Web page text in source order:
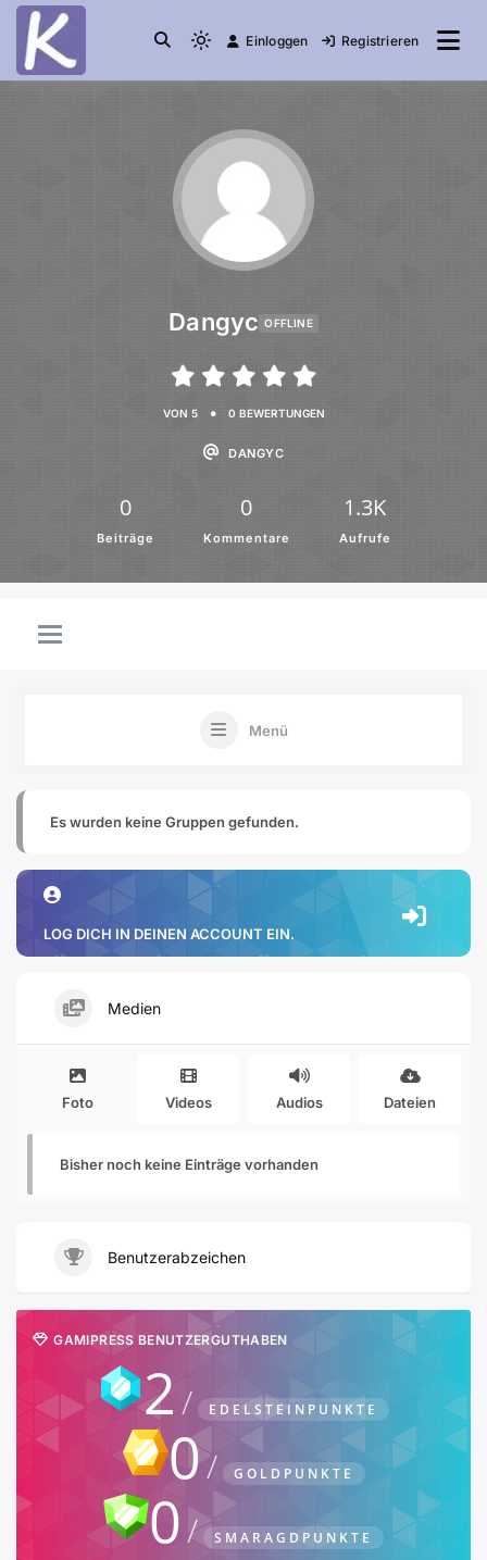
die Community Einloggen Registrieren
Dangyc OFFLINE
VON 5 • 0 BEWERTUNGEN
DANGYC
0
Beiträge
0
Kommentare
1.3K
Aufrufe
Menü
Es wurden keine Gruppen gefunden.
LOG DICH IN DEINEN ACCOUNT EIN.
Medien
Foto Videos Audios Dateien
Bisher noch keine Einträge vorhanden
Benutzerabzeichen
GAMIPRESS BENUTZERGUTHABEN
2 EDELSTEINPUNKTE
0 GOLDPUNKTE
0 SMARAGDPUNKTE